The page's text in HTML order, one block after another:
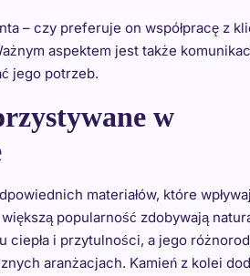
– czy preferuje on współpracę z
aspektem jest także
jego potrzeb.
w
materiałów, które
popularność zdobywają
ciepła i przytulności, a jego
aranżacjach. Kamień z kolei